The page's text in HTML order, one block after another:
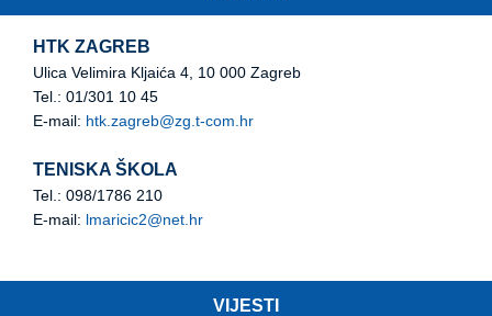
HTK ZAGREB
Ulica Velimira Kljaića 4, 10 000 Zagreb
Tel.: 01/301 10 45
E-mail: htk.zagreb@zg.t-com.hr
TENISKA ŠKOLA
Tel.: 098/1786 210
E-mail: lmaricic2@net.hr
VIJESTI